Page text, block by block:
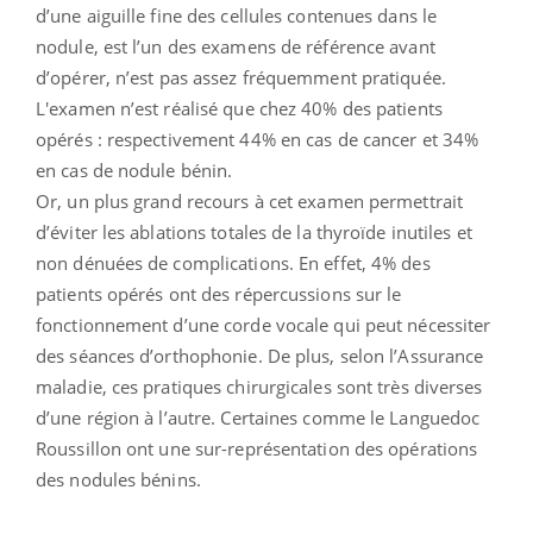
d’une aiguille fine des cellules contenues dans le
nodule, est l’un des examens de référence avant
d’opérer, n’est pas assez fréquemment pratiquée.
L'examen n’est réalisé que chez 40% des patients
opérés : respectivement 44% en cas de cancer et 34%
en cas de nodule bénin.
Or, un plus grand recours à cet examen permettrait
d’éviter les ablations totales de la thyroïde inutiles et
non dénuées de complications. En effet, 4% des
patients opérés ont des répercussions sur le
fonctionnement d’une corde vocale qui peut nécessiter
des séances d’orthophonie. De plus, selon l’Assurance
maladie, ces pratiques chirurgicales sont très diverses
d’une région à l’autre. Certaines comme le Languedoc
Roussillon ont une sur-représentation des opérations
des nodules bénins.